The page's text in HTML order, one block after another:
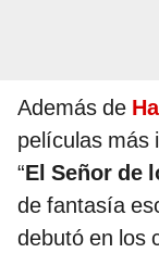
Además de
películas más
“El Señor de
de fantasía
debutó en los